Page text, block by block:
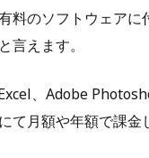
料のソフトウェア
えます。
、Adobe
月額や年額で課金